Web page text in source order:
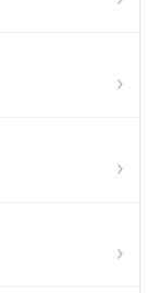
›
›
›